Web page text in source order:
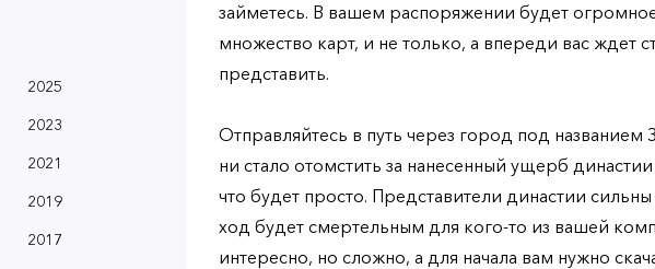
2025
2023
2021
2019
2017
займетесь. В вашем распоряжении будет
множество карт, и не только, а впереди вас ждет
представить.
Отправляйтесь в путь через город под названием
ни стало отомстить за нанесенный ущерб
что будет просто. Представители династии
ход будет смертельным для кого-то из вашей
интересно, но сложно, а для начала вам нужно